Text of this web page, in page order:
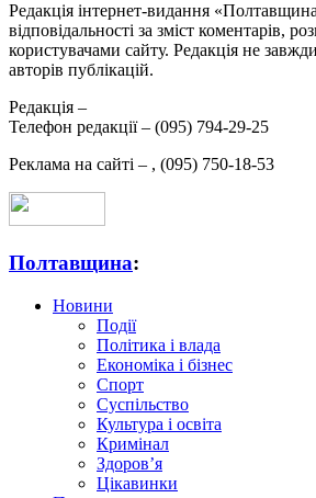
Редакція інтернет-видання
відповідальності за зміст коментарів,
користувачами сайту. Редакція не
авторів публікацій.
Редакція –
Телефон редакції – (095) 794-29-25
Реклама на сайті – , (095) 750-18-53
Полтавщина:
Новини
Події
Політика і влада
Економіка і бізнес
Спорт
Суспільство
Культура і освіта
Кримінал
Здоров’я
Цікавинки